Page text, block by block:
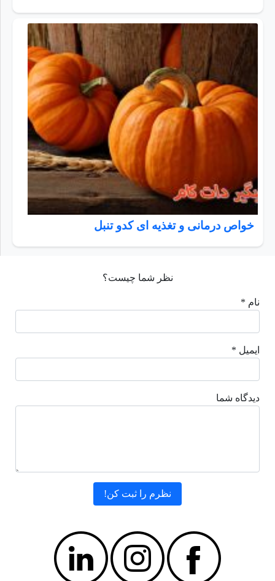
خواص درمانی و تغذیه ای کدو تنبل
نظر شما چیست؟
نام *
ایمیل *
دیدگاه شما